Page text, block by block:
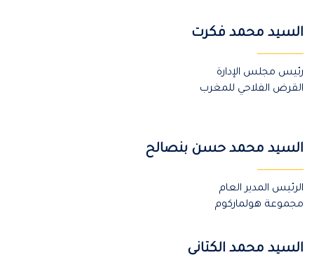
السيد محمد فكرت
رئيس مجلس الإدارة
القرض الفلاحي للمغرب
السيد محمد حسن بنصالح
الرئيس المدير العام
مجموعة هولماركوم
السيد محمد الكتاني